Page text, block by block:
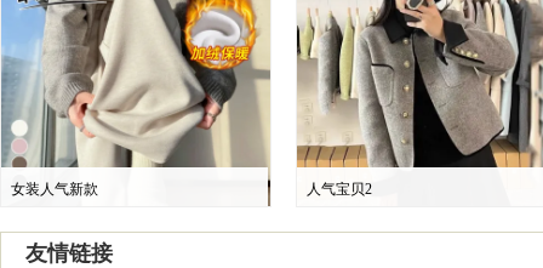
女装人气新款 人气宝贝2
友情链接